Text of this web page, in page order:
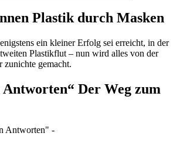
Plastik durch Masken
ein kleiner Erfolg sei erreicht, in der
Plastikflut – nun wird alles von der
gemacht.
Der Weg zum